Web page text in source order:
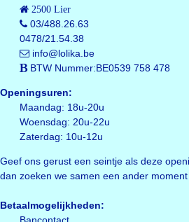
2500 Lier
03/488.26.63
0478/21.54.38
info@lolika.be
BTW Nummer:BE0539 758 478
Openingsuren:
Maandag: 18u-20u
Woensdag: 20u-22u
Zaterdag: 10u-12u
Geef ons gerust een seintje als deze
dan zoeken we samen een ander
Betaalmogelijkheden:
Bancontact